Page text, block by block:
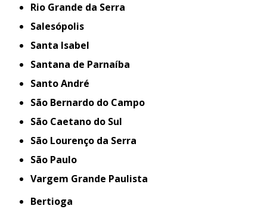
Rio Grande da Serra
Salesópolis
Santa Isabel
Santana de Parnaíba
Santo André
São Bernardo do Campo
São Caetano do Sul
São Lourenço da Serra
São Paulo
Vargem Grande Paulista
Bertioga